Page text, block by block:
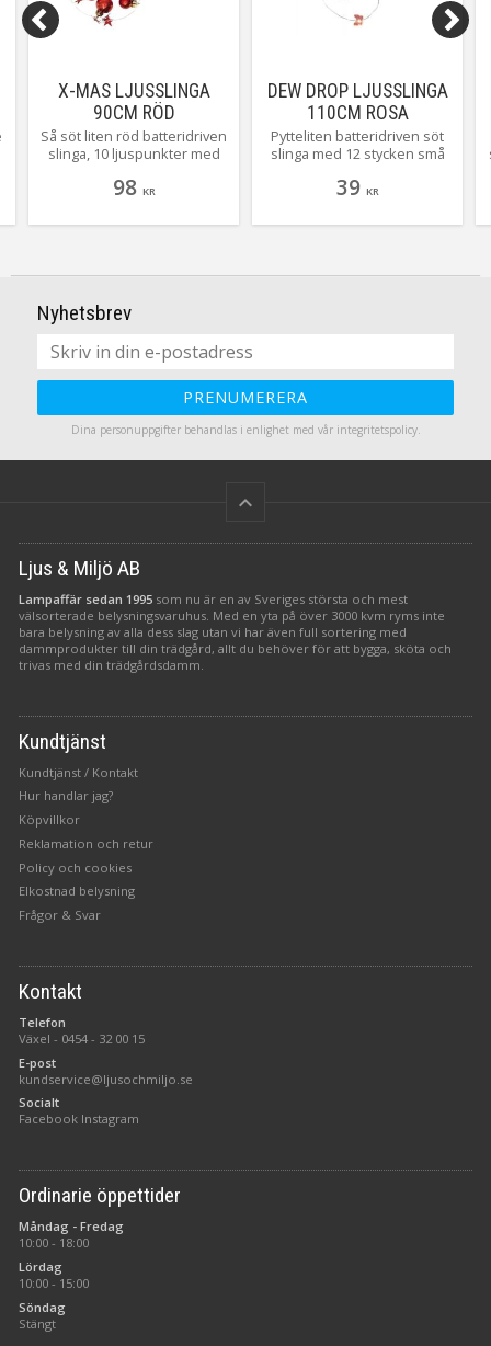
X-MAS LJUSSLINGA
90CM RÖD
Så söt liten röd batteridriven
slinga, 10 ljuspunkter med
julgranskulor och stjärnor
98 KR
DEW DROP LJUSSLINGA
110CM ROSA
Pytteliten batteridriven söt
slinga med 12 stycken små
denna slingan har en väldigt
göms i ett
39 KR
Nyhetsbrev
PRENUMERERA
Dina personuppgifter behandlas i enlighet med vår integritetspolicy.
keyboard_arrow_up
Ljus & Miljö AB
Lampaffär sedan 1995 som nu är en av Sveriges största och mest
välsorterade belysningsvaruhus. Med en yta på över 3000 kvm ryms inte
bara belysning av alla dess slag utan vi har även full sortering med
dammprodukter till din trädgård, allt du behöver för att bygga, sköta och
trivas med din trädgårdsdamm.
Kundtjänst
Kundtjänst / Kontakt
Hur handlar jag?
Köpvillkor
Reklamation och retur
Policy och cookies
Elkostnad belysning
Frågor & Svar
Kontakt
Telefon
Växel - 0454 - 32 00 15
E-post
kundservice@ljusochmiljo.se
Socialt
Facebook Instagram
Ordinarie öppettider
Måndag - Fredag
10:00 - 18:00
Lördag
10:00 - 15:00
Söndag
Stängt